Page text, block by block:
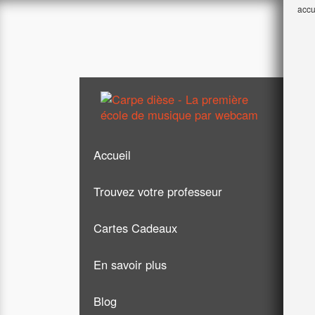
Accueil
Trouvez votre professeur
Guitare
Chant
Piano
Cartes Cadeaux
En savoir plus
Formules & tarifs
Blog